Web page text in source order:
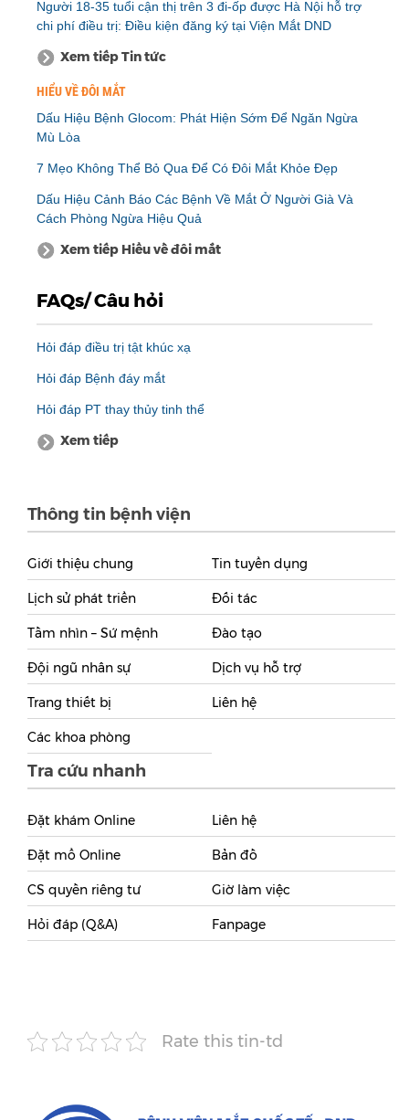
Người 18-35 tuổi cận thị trên 3 đi-ốp được Hà Nội hỗ trợ
chi phí điều trị: Điều kiện đăng ký tại Viện Mắt DND
Xem tiếp Tin tức
HIỂU VỀ ĐÔI MẮT
Dấu Hiệu Bệnh Glocom: Phát Hiện Sớm Để Ngăn Ngừa
Mù Lòa
7 Mẹo Không Thể Bỏ Qua Để Có Đôi Mắt Khỏe Đẹp
Dấu Hiệu Cảnh Báo Các Bệnh Về Mắt Ở Người Già Và
Cách Phòng Ngừa Hiệu Quả
Xem tiếp Hiểu về đôi mắt
FAQs/ Câu hỏi
Hỏi đáp điều trị tật khúc xạ
Hỏi đáp Bệnh đáy mắt
Hỏi đáp PT thay thủy tinh thể
Xem tiếp
Thông tin bệnh viện
Giới thiệu chung
Lịch sử phát triển
Tầm nhìn – Sứ mệnh
Đội ngũ nhân sự
Trang thiết bị
Các khoa phòng
Tin tuyển dụng
Đối tác
Đào tạo
Dịch vụ hỗ trợ
Liên hệ
Tra cứu nhanh
Đặt khám Online
Đặt mổ Online
CS quyền riêng tư
Hỏi đáp (Q&A)
Liên hệ
Bản đồ
Giờ làm việc
Fanpage
Rate this tin-td